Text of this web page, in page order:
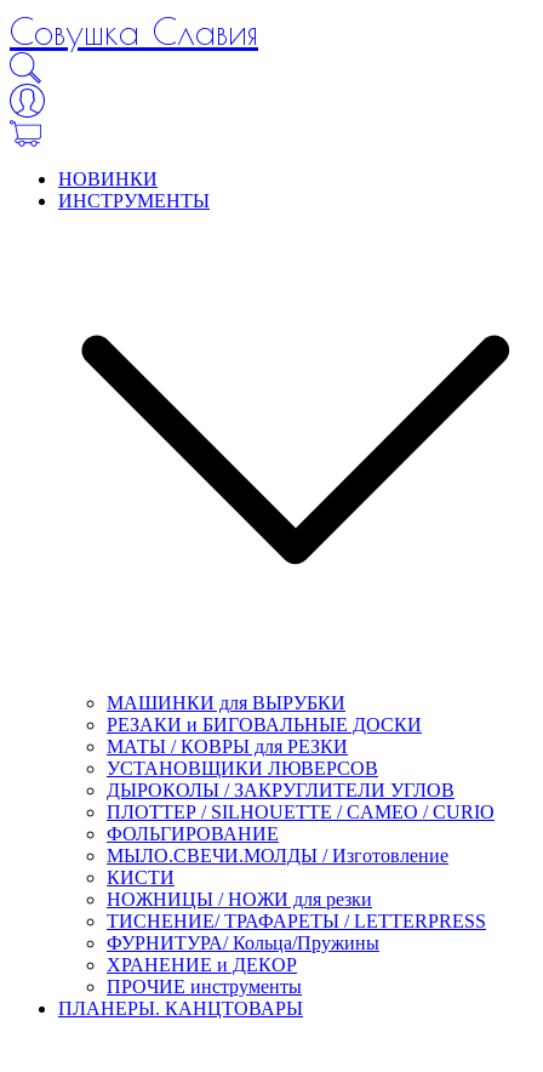
Совушка Славия
НОВИНКИ
ИНСТРУМЕНТЫ
МАШИНКИ для ВЫРУБКИ
РЕЗАКИ и БИГОВАЛЬНЫЕ ДОСКИ
МАТЫ / КОВРЫ для РЕЗКИ
УСТАНОВЩИКИ ЛЮВЕРСОВ
ДЫРОКОЛЫ / ЗАКРУГЛИТЕЛИ УГЛОВ
ПЛОТТЕР / SILHOUETTE / CAMEO / CURIO
ФОЛЬГИРОВАНИЕ
МЫЛО.СВЕЧИ.МОЛДЫ / Изготовление
КИСТИ
НОЖНИЦЫ / НОЖИ для резки
ТИСНЕНИЕ/ ТРАФАРЕТЫ / LETTERPRESS
ФУРНИТУРА/ Кольца/Пружины
ХРАНЕНИЕ и ДЕКОР
ПРОЧИЕ инструменты
ПЛАНЕРЫ. КАНЦТОВАРЫ